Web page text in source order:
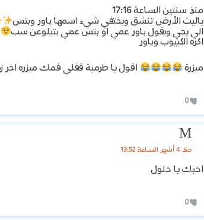
منذ سنتين الساعة 17:16
ياليت الأرض تنشق ويختفي شيء اسمها باور وبتس
الي يجي ويقول باور عمي او بتس عمي بتبلوعن سب
اكره الكبيوب وباور
مبزرة اقول يا طرمبة قفلي فمك مبزره اخر
0
M
منذ 4 أشهر الساعة 13:52
احبك يا حلول
0